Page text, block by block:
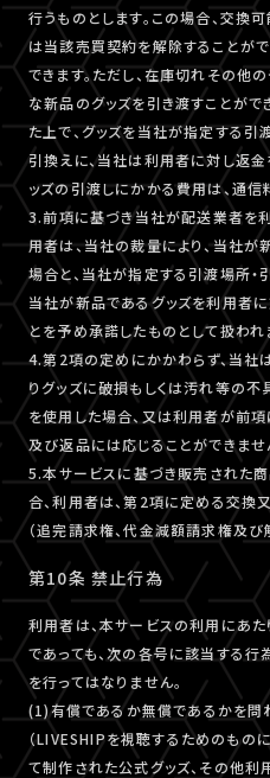
行うものとします。この場合、交換
は当該売買契約を解除することが
できます。ただし、在庫切れその他
な新品のグッズを引き渡すことが
た上で、グッズを当社が指定する
引換えに、当社は利用者に対し返金
ッズの引渡しにかかる費用は、通信
3.前項に基づき当社が配送業者を
用者は、当社の裁量により、当社
場合と、当社が指定する引渡場所
当社が新品であるグッズを利用者
とを予め承諾したものとして扱われ
4.第2項の定めにかかわらず、当社
りグッズに破損もしくは汚れ等の
を使用した場合、又は利用者が前
及び返品には応じることができませ
5.本サービスに基づき販売された
合、利用者は、第2項に定める交
（追完請求権、代金減額請求権及び
第10条 禁止行為
利用者は、本サービスの利用にあた
であっても、次の各号に該当する
を行ってはなりません。
(1)有償であるか無償であるかを問
（LIVESHIPを視聴するためのもの
て制作された公式グッズ、その他